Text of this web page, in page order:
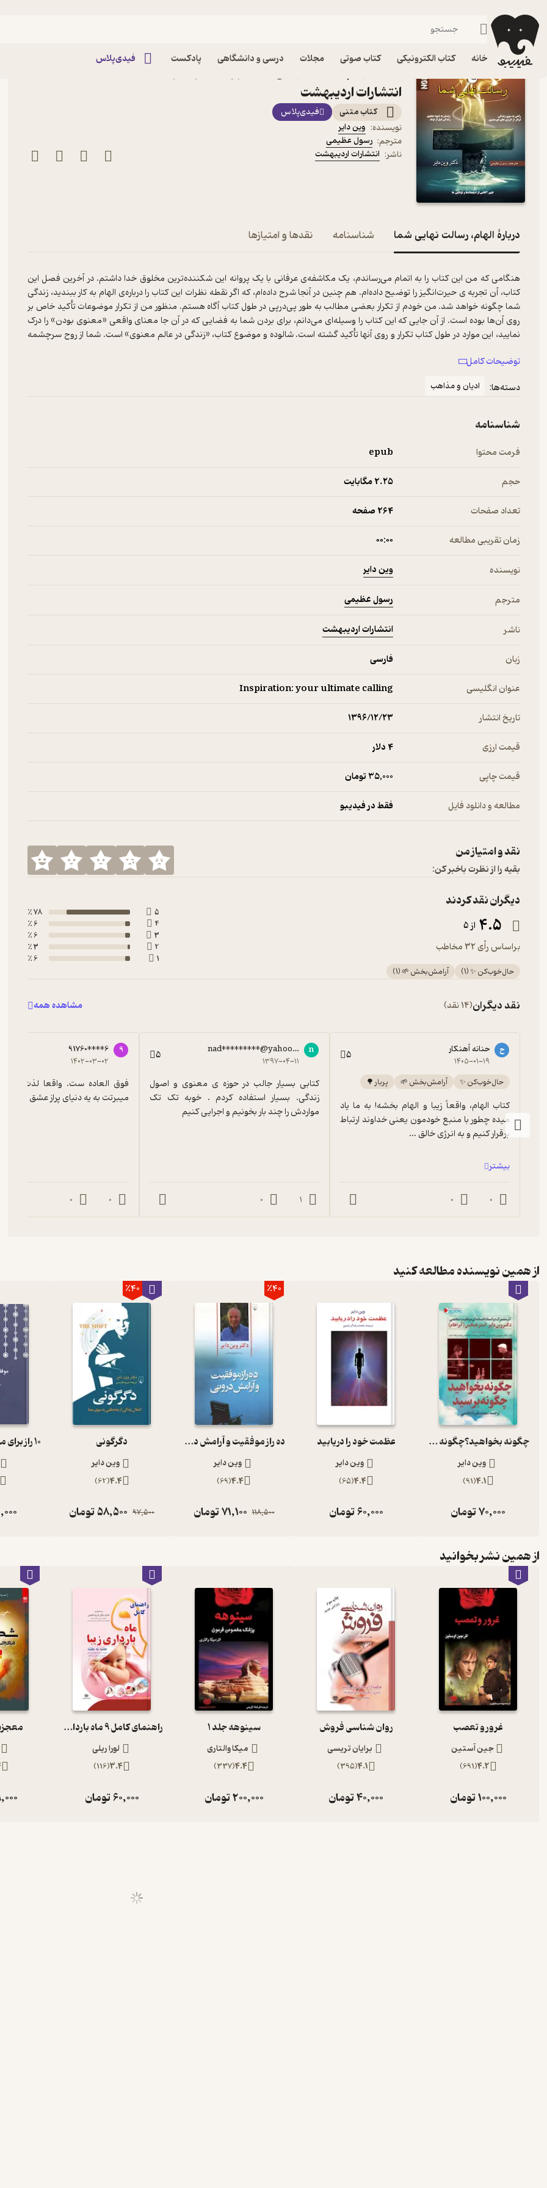
خانه کتاب الکترونیکی کتاب صوتی مجلات درسی و دانشگاهی پادکست فیدی‌پلاس
فیدیبو کتاب الکترونیکی
انتشارات اردیبهشت
کتاب متنی
فیدی‌پلاس
نویسنده: وین دایر
مترجم: رسول عظیمی
ناشر: انتشارات اردیبهشت
دربارۀ الهام، رسالت نهایی شما شناسنامه نقدها و امتیازها
هنگامی که من این کتاب را به اتمام می‌رساندم، یک مکاشفه‌ی عرفانی با یک پروانه این شکننده‌ترین مخلوق خدا داشتم. در آخرین فصل این
کتاب، آن تجربه ی حیرت‌انگیز را توضیح داده‌ام. هم چنین در آنجا شرح داده‌ام، که اگر نقطه نظرات این کتاب را درباره‌ی الهام به کار ببندید، زندگی
شما چگونه خواهد شد. من خودم از تکرار بعضی مطالب به طور پی‌درپی در طول کتاب آگاه هستم. منظور من از تکرار موضوعات تأکید خاص بر
روی آن‌ها بوده است. از آن جایی که این کتاب را وسیله‌ای می‌دانم، برای بردن شما به فضایی که در آن جا معنای واقعی «معنوی بودن» را درک
نمایید، این موارد در طول کتاب تکرار و روی آنها تأکید گشته است. شالوده و موضوع کتاب، «زندگی در عالم معنوی» است. شما از روح سرچشمه
توضیحات کامل
دسته‌ها:
ادیان و مذاهب
شناسنامه
فرمت محتوا epub
حجم 2.۲۵ مگابایت
تعداد صفحات 264 صفحه
زمان تقریبی مطالعه ۰۰:۰۰
نویسنده وین دایر
مترجم رسول عظیمی
ناشر انتشارات اردیبهشت
زبان فارسی
عنوان انگلیسی Inspiration: your ultimate calling
تاریخ انتشار ۱۳۹۶/۱۲/۲۳
قیمت ارزی 4 دلار
قیمت چاپی 35,000 تومان
مطالعه و دانلود فایل فقط در فیدیبو
نقد و امتیاز من
بقیه را از نظرت باخبر کن:
دیگران نقد کردند
4.5 از 5
براساس رأی 32 مخاطب
حال‌خوب‌کن ✨(
1
) آرامش‌بخش 🌱(
1
)
5
78 ٪
4
6 ٪
3
6 ٪
2
3 ٪
1
6 ٪
نقد دیگران(14 نقد) مشاهده همه
ح حنانه آهنکار
۱۴۰۵-۰۱-۱۹ 5
حال‌خوب‌کن ✨ آرامش‌بخش 🌱 پربار 🌳
برقرار کنیم و به انرژی خالق ...
بیشتر
0
0
n
nad*********@yahoo.com
۱۳۹۷-۰۴-۱۱ 5
مواردش را چند بار بخونیم و اجرایی کنیم
1
0
9
91760****6
۱۴۰۲-۰۳-۰۲
میبرتت به یه دنیای پراز عشق و آرامش
0
0
از همین نویسنده مطالعه کنید
چگونه بخواهید؟چگونه برسید؟
وین دایر
4.1
(
91
)
70,000تومان
عظمت خود را دریابید
وین دایر
4.4
(
65
)
60,000تومان
٪40
ده راز موفقیت و آرامش درونی
وین دایر
4.4
(
69
)
118,500
71,100تومان
٪40
دگرگونی
وین دایر
4.4
(
62
)
97,500
58,500تومان
از همین نشر بخوانید
غرور و تعصب
جین آستین
4.2
(
691
)
100,000تومان
روان شناسی فروش
برایان تریسی
4.1
(
395
)
40,000تومان
سینوهه جلد 1
میکا والتاری
4.4
(
337
)
200,000تومان
راهنمای کامل 9 ماه بارداری زیبا هفته به هفته
لورا ریلی
3.4
(
116
)
60,000تومان